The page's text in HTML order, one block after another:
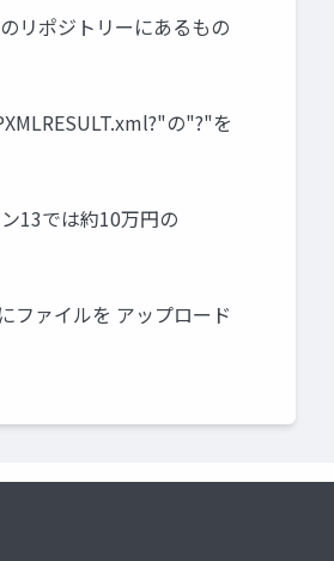
リポジトリーにあるもの
の"?"を
13では約10万円の
ファイルを アップロード